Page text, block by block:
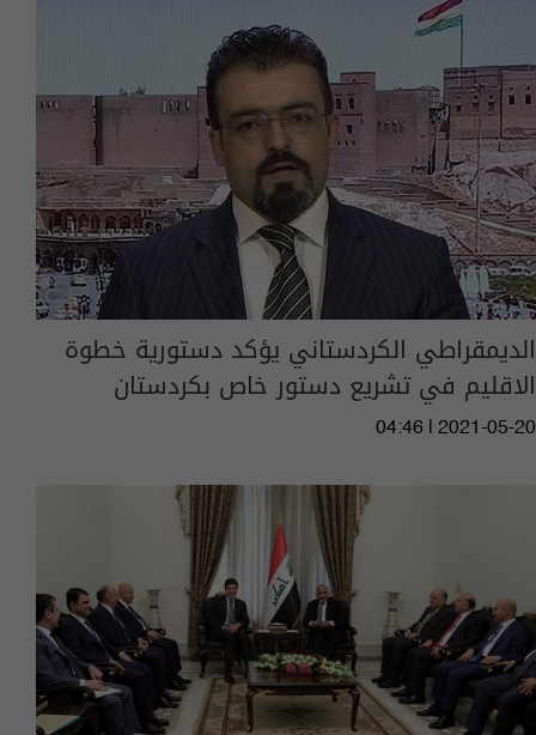
الديمقراطي الكردستاني يؤكد دستورية خطوة
الاقليم في تشريع دستور خاص بكردستان
04:46 | 2021-05-20